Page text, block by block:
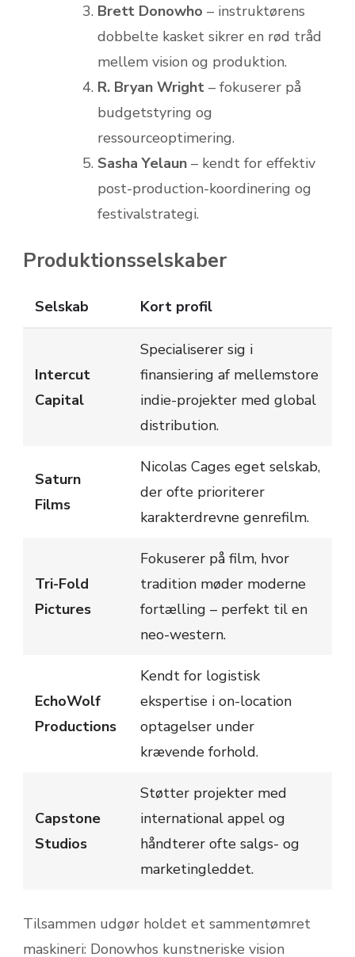
Brett Donowho – instruktørens
dobbelte kasket sikrer en rød tråd
mellem vision og produktion.
R. Bryan Wright – fokuserer på
budgetstyring og
ressourceoptimering.
Sasha Yelaun – kendt for effektiv
post-production-koordinering og
festivalstrategi.
Produktionsselskaber
Selskab Kort profil
Intercut
Capital
Specialiserer sig i
finansiering af mellemstore
indie-projekter med global
distribution.
Saturn
Films
Nicolas Cages eget selskab,
der ofte prioriterer
karakterdrevne genrefilm.
Tri-Fold
Pictures
Fokuserer på film, hvor
tradition møder moderne
fortælling – perfekt til en
neo-western.
EchoWolf
Productions
Kendt for logistisk
ekspertise i on-location
optagelser under
krævende forhold.
Capstone
Studios
Støtter projekter med
international appel og
håndterer ofte salgs- og
marketingleddet.
Tilsammen udgør holdet et sammentømret
maskineri: Donowhos kunstneriske vision